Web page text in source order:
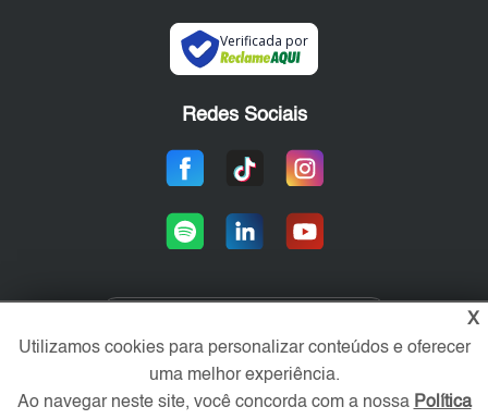
Verificada por
Redes Sociais
Área exclusiva aos anunciantes,
acesse sua conta:
X
Utilizamos cookies para personalizar conteúdos e oferecer
uma melhor experiência.
Ao navegar neste site, você concorda com a nossa Política